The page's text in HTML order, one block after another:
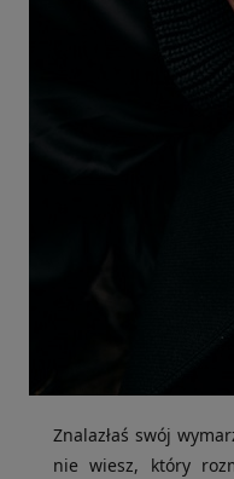
Znalazłaś swój
nie wiesz, który